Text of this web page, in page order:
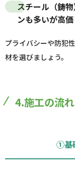
スチール（鋳物
ンも多いが高価
プライバシーや防犯
材を選びましょう。
4.施工の流
①基